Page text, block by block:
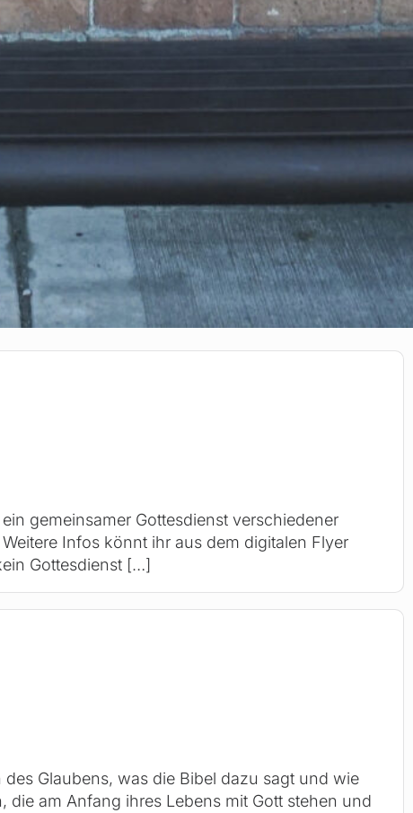
gemeinsamer Gottesdienst verschiedener
Infos könnt ihr aus dem digitalen Flyer
Gottesdienst […]
Glaubens, was die Bibel dazu sagt und wie
am Anfang ihres Lebens mit Gott stehen und